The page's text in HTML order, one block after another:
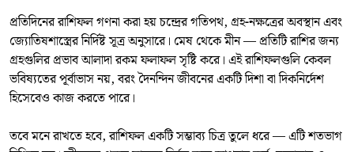
প্রতিদিনের রাশিফল গণনা করা হয় চন্দ্রের গতিপথ, গ্রহ-নক্ষত্রের অবস্থান এবং
জ্যোতিষশাস্ত্রের নির্দিষ্ট সূত্র অনুসারে। মেষ থেকে মীন — প্রতিটি রাশির জন্য
গ্রহগুলির প্রভাব আলাদা রকম ফলাফল সৃষ্টি করে। এই রাশিফলগুলি কেবল
ভবিষ্যতের পূর্বাভাস নয়, বরং দৈনন্দিন জীবনের একটি দিশা বা দিকনির্দেশ
হিসেবেও কাজ করতে পারে।
তবে মনে রাখতে হবে, রাশিফল একটি সম্ভাব্য চিত্র তুলে ধরে — এটি শতভাগ